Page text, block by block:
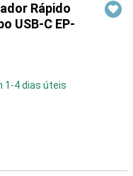
Rápido
USB-C EP-
1-4 dias úteis